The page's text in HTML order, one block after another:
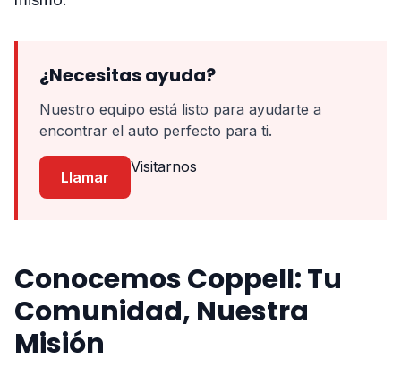
¿Necesitas ayuda?
Nuestro equipo está listo para ayudarte a
encontrar el auto perfecto para ti.
Llamar
Visitarnos
Conocemos Coppell: Tu
Comunidad, Nuestra
Misión